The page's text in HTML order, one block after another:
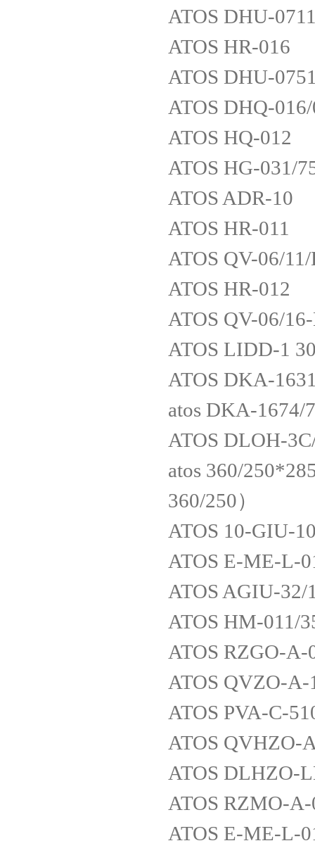
ATOS DHU-
ATOS HR-016
ATOS DHU-
ATOS DHQ-
ATOS HQ-012
ATOS HG-031/
ATOS ADR-10
ATOS HR-011
ATOS QV-06/
ATOS HR-012
ATOS QV-06/
ATOS LIDD-1
ATOS DKA-
atos DKA-1674/
ATOS DLOH-
atos 360/
360/250）
ATOS 10-GIU-
ATOS E-ME-L-
ATOS AGIU-
ATOS HM-011/
ATOS RZGO-A-
ATOS QVZO-
ATOS PVA-C-
ATOS QVHZO-
ATOS DLHZO-
ATOS RZMO-
ATOS E-ME-L-